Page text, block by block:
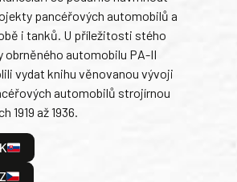
pancéřových automobilů a
i tanků. U příležitosti stého
obrněného automobilu PA-II
vydat knihu věnovanou vývoji
automobilů strojírnou
1919 až 1936.